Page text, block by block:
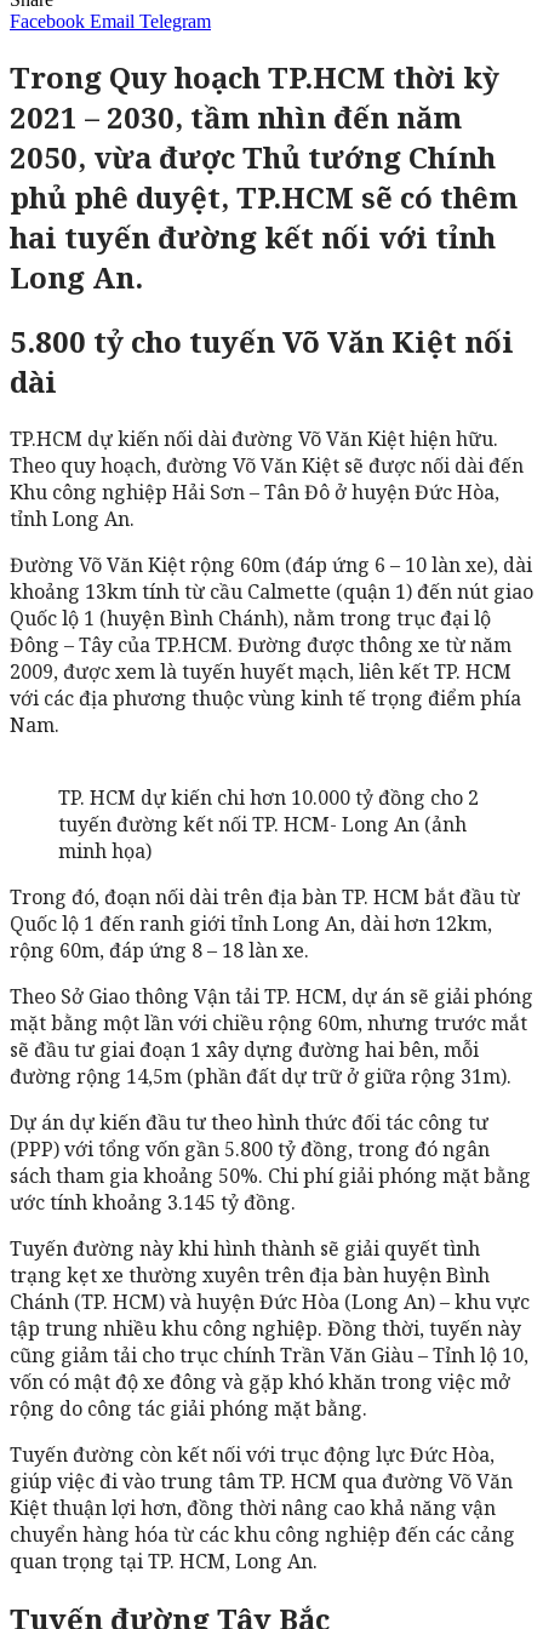
Facebook Email Telegram
Trong Quy hoạch TP.HCM thời kỳ
2021 – 2030, tầm nhìn đến năm
2050, vừa được Thủ tướng Chính
phủ phê duyệt, TP.HCM sẽ có thêm
hai tuyến đường kết nối với tỉnh
Long An.
5.800 tỷ cho tuyến Võ Văn Kiệt nối
dài
TP.HCM dự kiến nối dài đường Võ Văn Kiệt hiện hữu.
Theo quy hoạch, đường Võ Văn Kiệt sẽ được nối dài đến
Khu công nghiệp Hải Sơn – Tân Đô ở huyện Đức Hòa,
tỉnh Long An.
Đường Võ Văn Kiệt rộng 60m (đáp ứng 6 – 10 làn xe), dài
khoảng 13km tính từ cầu Calmette (quận 1) đến nút giao
Quốc lộ 1 (huyện Bình Chánh), nằm trong trục đại lộ
Đông – Tây của TP.HCM. Đường được thông xe từ năm
2009, được xem là tuyến huyết mạch, liên kết TP. HCM
với các địa phương thuộc vùng kinh tế trọng điểm phía
Nam.
TP. HCM dự kiến chi hơn 10.000 tỷ đồng cho 2
tuyến đường kết nối TP. HCM- Long An (ảnh
minh họa)
Trong đó, đoạn nối dài trên địa bàn TP. HCM bắt đầu từ
Quốc lộ 1 đến ranh giới tỉnh Long An, dài hơn 12km,
rộng 60m, đáp ứng 8 – 18 làn xe.
Theo Sở Giao thông Vận tải TP. HCM, dự án sẽ giải phóng
mặt bằng một lần với chiều rộng 60m, nhưng trước mắt
sẽ đầu tư giai đoạn 1 xây dựng đường hai bên, mỗi
đường rộng 14,5m (phần đất dự trữ ở giữa rộng 31m).
Dự án dự kiến đầu tư theo hình thức đối tác công tư
(PPP) với tổng vốn gần 5.800 tỷ đồng, trong đó ngân
sách tham gia khoảng 50%. Chi phí giải phóng mặt bằng
ước tính khoảng 3.145 tỷ đồng.
Tuyến đường này khi hình thành sẽ giải quyết tình
trạng kẹt xe thường xuyên trên địa bàn huyện Bình
Chánh (TP. HCM) và huyện Đức Hòa (Long An) – khu vực
tập trung nhiều khu công nghiệp. Đồng thời, tuyến này
cũng giảm tải cho trục chính Trần Văn Giàu – Tỉnh lộ 10,
vốn có mật độ xe đông và gặp khó khăn trong việc mở
rộng do công tác giải phóng mặt bằng.
Tuyến đường còn kết nối với trục động lực Đức Hòa,
giúp việc đi vào trung tâm TP. HCM qua đường Võ Văn
Kiệt thuận lợi hơn, đồng thời nâng cao khả năng vận
chuyển hàng hóa từ các khu công nghiệp đến các cảng
quan trọng tại TP. HCM, Long An.
Tuyến đường Tây Bắc